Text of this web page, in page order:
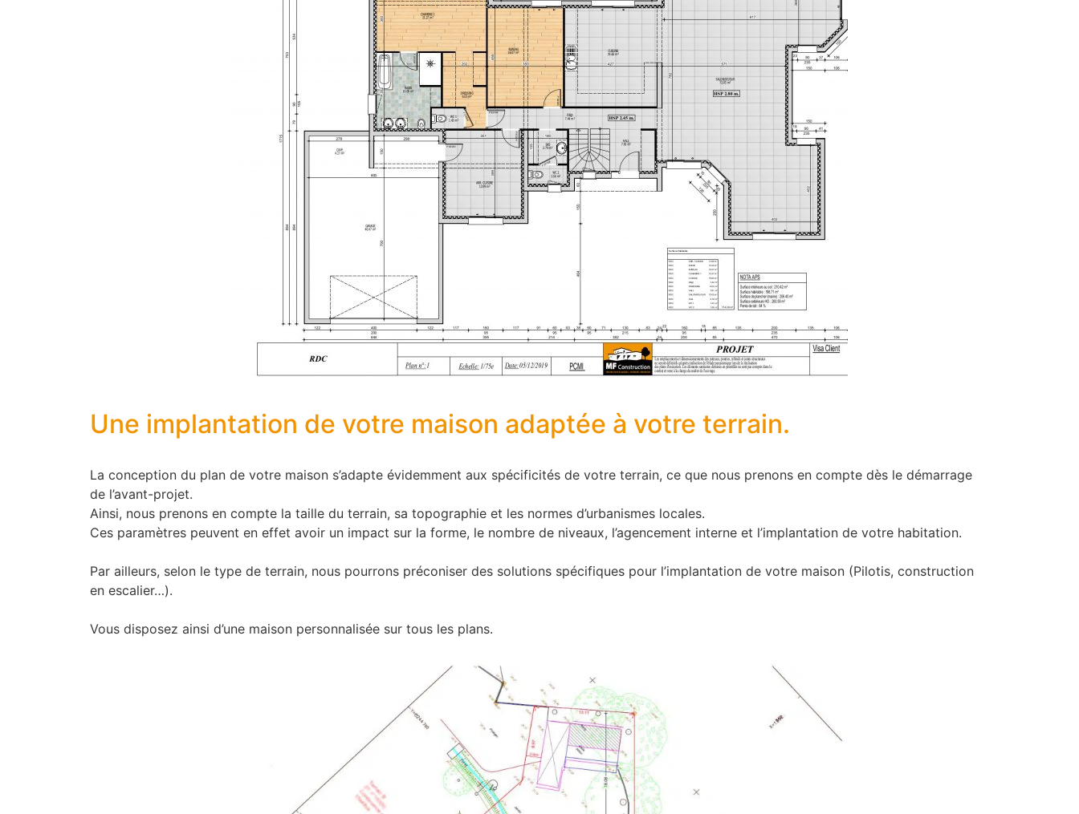
Une implantation de votre maison adaptée à votre terrain.
La conception du plan de votre maison s’adapte évidemment aux spécificités de votre terrain, ce que nous prenons en compte dès le démarrage
de l’avant-projet.
Ainsi, nous prenons en compte la taille du terrain, sa topographie et les normes d’urbanismes locales.
Ces paramètres peuvent en effet avoir un impact sur la forme, le nombre de niveaux, l’agencement interne et l’implantation de votre habitation.
Par ailleurs, selon le type de terrain, nous pourrons préconiser des solutions spécifiques pour l’implantation de votre maison (Pilotis, construction
en escalier…).
Vous disposez ainsi d’une maison personnalisée sur tous les plans.